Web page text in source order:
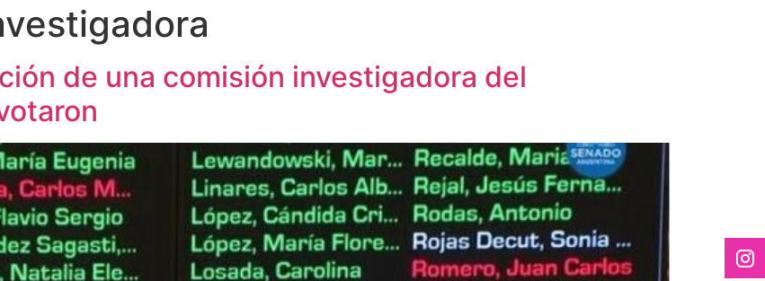
de una comisión investigadora del